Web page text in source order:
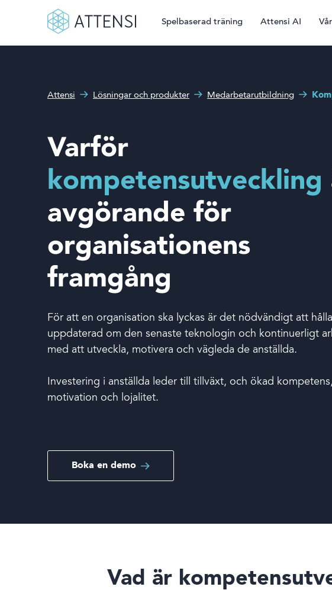
Spelbaserad träning Attensi AI
Våra kunder
Lösningar och produkter
Om oss
Boka en demo
Attensi Lösningar och produkter Medarbetarutbildning
Varför
kompetensutveckling
avgörande för
organisationens
framgång
För att en organisation ska lyckas är det nödvändigt att
uppdaterad om den senaste teknologin och kontinuerligt
med att utveckla, motivera och vägleda de anställda.
Investering i anställda leder till tillväxt, och ökad kompetens,
motivation och lojalitet.
Boka en demo
Vad är